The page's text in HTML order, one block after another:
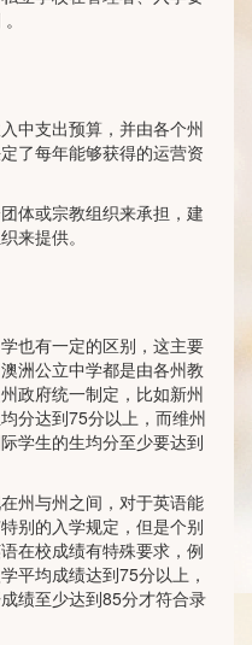
中支出预算，并由各个州
了每年能够获得的运营资
体或宗教组织来承担，建
来提供。
也有一定的区别，这主要
洲公立中学都是由各州教
政府统一制定，比如新州
分达到75分以上，而维州
学生的生均分至少要达到
州与州之间，对于英语能
别的入学规定，但是个别
在校成绩有特殊要求，例
平均成绩达到75分以上，
绩至少达到85分才符合录